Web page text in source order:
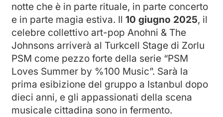
notte che è in parte rituale, in parte concerto
e in parte magia estiva. Il 10 giugno 2025, il
celebre collettivo art-pop Anohni & The
Johnsons arriverà al Turkcell Stage di Zorlu
PSM come pezzo forte della serie “PSM
Loves Summer by %100 Music”. Sarà la
prima esibizione del gruppo a Istanbul dopo
dieci anni, e gli appassionati della scena
musicale cittadina sono in fermento.